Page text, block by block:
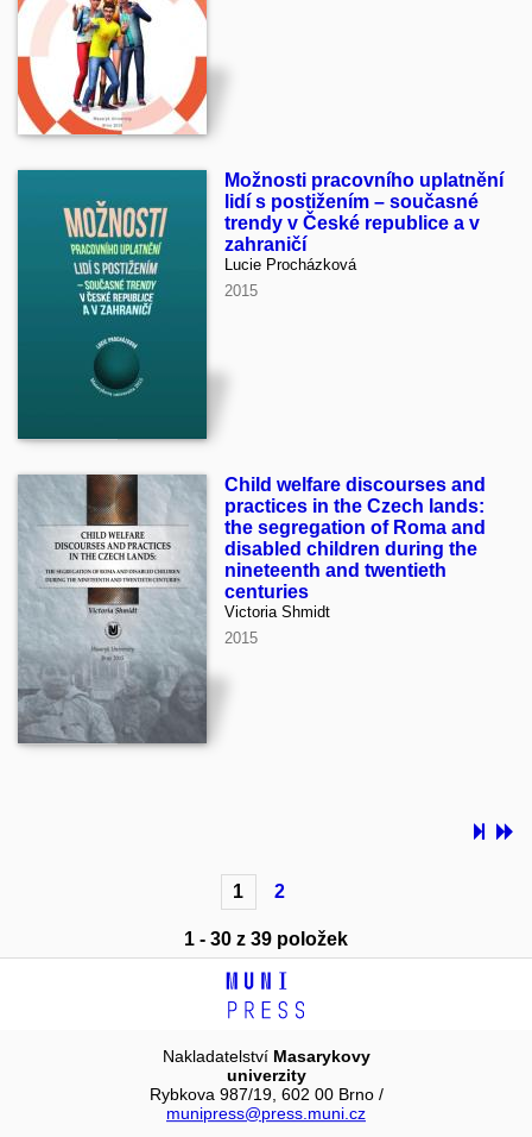
Možnosti pracovního uplatnění
lidí s postižením – současné
trendy v České republice a v
zahraničí
Lucie Procházková
2015
Child welfare discourses and
practices in the Czech lands:
the segregation of Roma and
disabled children during the
nineteenth and twentieth
centuries
Victoria Shmidt
2015
1 2
1 - 30 z 39 položek
Nakladatelství Masarykovy
univerzity
Rybkova 987/19, 602 00 Brno /
munipress@press.muni.cz